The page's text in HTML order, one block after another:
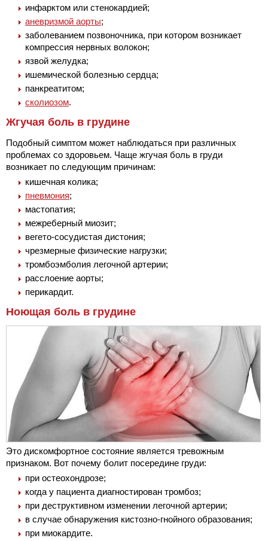
инфарктом или стенокардией;
аневризмой аорты;
заболеванием позвоночника, при котором возникает
компрессия нервных волокон;
язвой желудка;
ишемической болезнью сердца;
панкреатитом;
сколиозом.
Жгучая боль в грудине
Подобный симптом может наблюдаться при различных
проблемах со здоровьем. Чаще жгучая боль в груди
возникает по следующим причинам:
кишечная колика;
пневмония;
мастопатия;
межреберный миозит;
вегето-сосудистая дистония;
чрезмерные физические нагрузки;
тромбоэмболия легочной артерии;
расслоение аорты;
перикардит.
Ноющая боль в грудине
Это дискомфортное состояние является тревожным
признаком. Вот почему болит посередине груди:
при остеохондрозе;
когда у пациента диагностирован тромбоз;
при деструктивном изменении легочной артерии;
в случае обнаружения кистозно-гнойного образования;
при миокардите.